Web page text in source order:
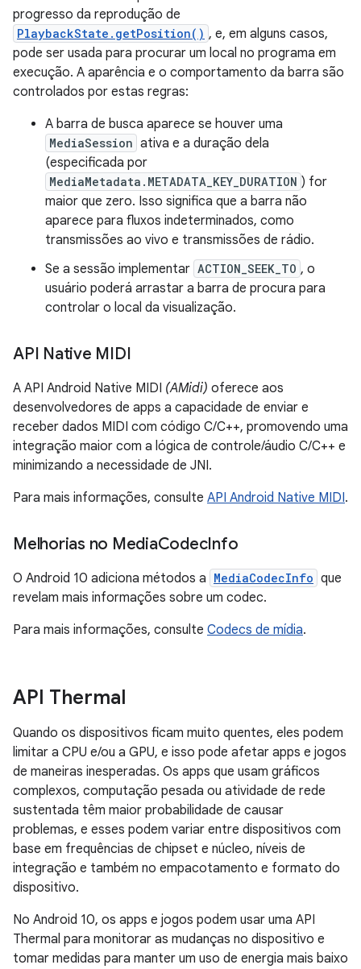
progresso da reprodução de
PlaybackState.getPosition() , e, em alguns casos,
pode ser usada para procurar um local no programa em
execução. A aparência e o comportamento da barra são
controlados por estas regras:
A barra de busca aparece se houver uma
MediaSession ativa e a duração dela
(especificada por
MediaMetadata.METADATA_KEY_DURATION ) for
maior que zero. Isso significa que a barra não
aparece para fluxos indeterminados, como
transmissões ao vivo e transmissões de rádio.
Se a sessão implementar ACTION_SEEK_TO , o
usuário poderá arrastar a barra de procura para
controlar o local da visualização.
API Native MIDI
A API Android Native MIDI (AMidi) oferece aos
desenvolvedores de apps a capacidade de enviar e
receber dados MIDI com código C/C++, promovendo uma
integração maior com a lógica de controle/áudio C/C++ e
minimizando a necessidade de JNI.
Para mais informações, consulte API Android Native MIDI.
Melhorias no MediaCodecInfo
O Android 10 adiciona métodos a MediaCodecInfo que
revelam mais informações sobre um codec.
Para mais informações, consulte Codecs de mídia.
API Thermal
Quando os dispositivos ficam muito quentes, eles podem
limitar a CPU e/ou a GPU, e isso pode afetar apps e jogos
de maneiras inesperadas. Os apps que usam gráficos
complexos, computação pesada ou atividade de rede
sustentada têm maior probabilidade de causar
problemas, e esses podem variar entre dispositivos com
base em frequências de chipset e núcleo, níveis de
integração e também no empacotamento e formato do
dispositivo.
No Android 10, os apps e jogos podem usar uma API
Thermal para monitorar as mudanças no dispositivo e
tomar medidas para manter um uso de energia mais baixo